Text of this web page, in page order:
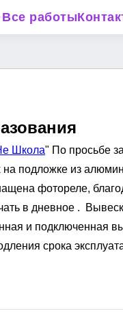
Все работы
Школа" По просьбе
подложке из
фотореле,
в дневное .
и подключенная
срока